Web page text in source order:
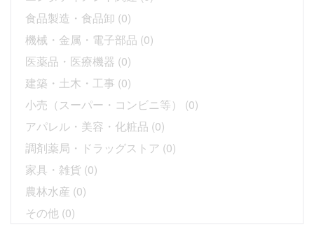
食品製造・食品卸 (0)
機械・金属・電子部品 (0)
医薬品・医療機器 (0)
建築・土木・工事 (0)
小売（スーパー・コンビニ等）
(0)
アパレル・美容・化粧品 (0)
調剤薬局・ドラッグストア (0)
家具・雑貨 (0)
農林水産 (0)
その他 (0)